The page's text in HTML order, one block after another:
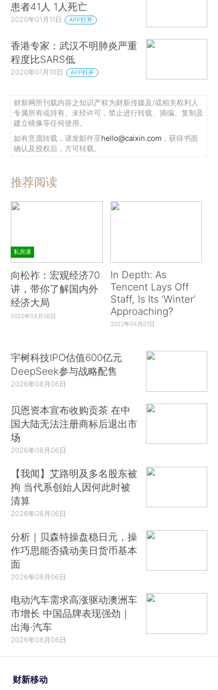
患者41人 1人死亡
2020年01月11日 APP打开
香港专家：武汉不明肺炎严重
程度比SARS低
2020年01月10日 APP打开
财新网所刊载内容之知识产权为财新传媒及/或相关权利人
专属所有或持有。未经许可，禁止进行转载、摘编、复制及
建立镜像等任何使用。
如有意愿转载，请发邮件至hello@caixin.com ，获得书面
确认及授权后，方可转载。
推荐阅读
私房课
向松祚：宏观经济70
讲，带你了解国内外
经济大局
2022年04月06日
In Depth: As
Tencent Lays Off
Staff, Is Its ‘Winter’
Approaching?
2022年04月01日
宇树科技IPO估值600亿元
DeepSeek参与战略配售
2026年08月06日
贝恩资本宣布收购贡茶 在中
国大陆无法注册商标后退出市
场
2026年08月06日
【我闻】艾路明及多名股东被
拘 当代系创始人因何此时被
清算
2026年08月06日
分析｜贝森特操盘稳日元，操
作巧思能否撬动美日货币基本
面
2026年08月06日
电动汽车需求高涨驱动澳洲车
市增长 中国品牌表现强劲｜
出海·汽车
2026年08月06日
财新移动